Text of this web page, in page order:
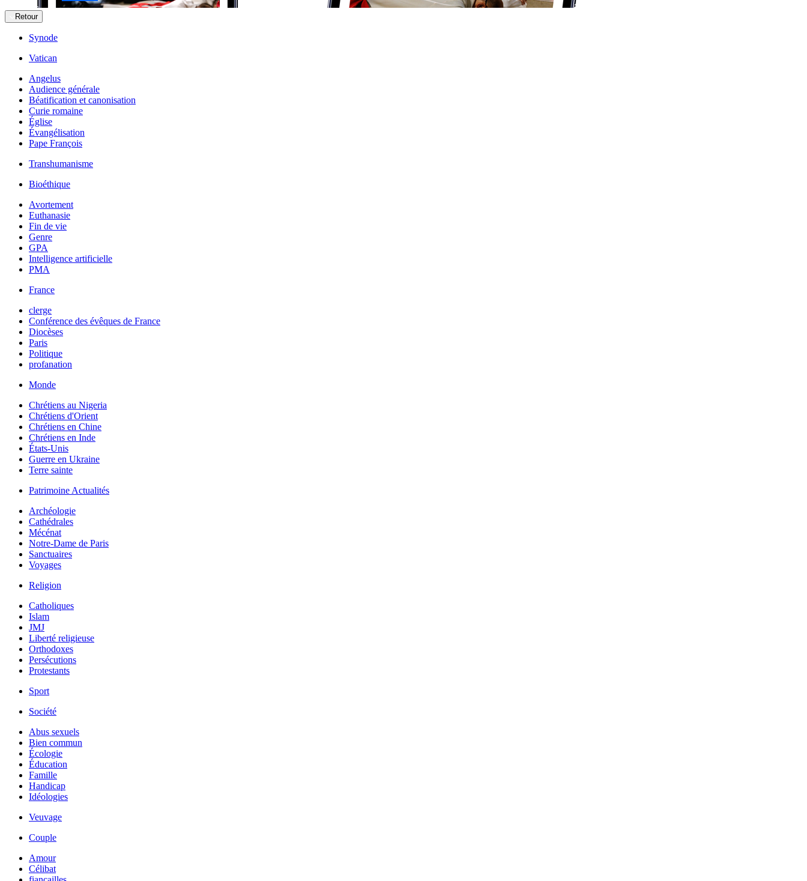
Retour
Synode
Vatican
Angelus
Audience générale
Béatification et canonisation
Curie romaine
Église
Évangélisation
Pape François
Transhumanisme
Bioéthique
Avortement
Euthanasie
Fin de vie
Genre
GPA
Intelligence artificielle
PMA
France
clerge
Conférence des évêques de France
Diocèses
Paris
Politique
profanation
Monde
Chrétiens au Nigeria
Chrétiens d'Orient
Chrétiens en Chine
Chrétiens en Inde
États-Unis
Guerre en Ukraine
Terre sainte
Patrimoine Actualités
Archéologie
Cathédrales
Mécénat
Notre-Dame de Paris
Sanctuaires
Voyages
Religion
Catholiques
Islam
JMJ
Liberté religieuse
Orthodoxes
Persécutions
Protestants
Sport
Société
Abus sexuels
Bien commun
Écologie
Éducation
Famille
Handicap
Idéologies
Veuvage
Couple
Amour
Célibat